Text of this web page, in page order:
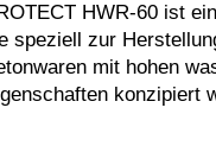
HWR-60 ist
speziell zur
mit hohen
konzipiert